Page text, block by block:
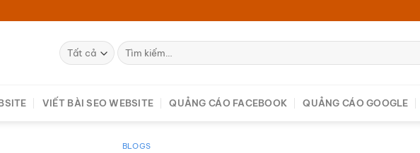
Tìm
kiếm:
VIẾT BÀI SEO WEBSITE QUẢNG CÁO FACEBOOK QUẢNG CÁO GOOGLE
BLOGS